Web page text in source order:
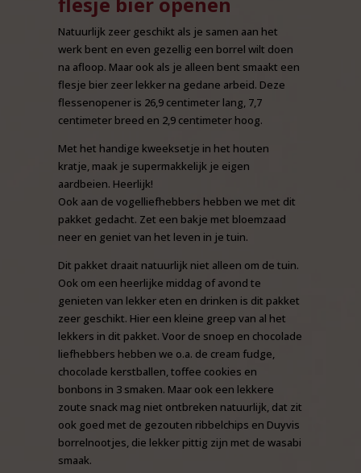
Natuurlijk zeer geschikt als je samen aan het
werk bent en even gezellig een borrel wilt doen
na afloop. Maar ook als je alleen bent smaakt een
flesje bier zeer lekker na gedane arbeid. Deze
flessenopener is 26,9 centimeter lang, 7,7
centimeter breed en 2,9 centimeter hoog.
Met het handige kweeksetje in het houten
kratje, maak je supermakkelijk je eigen
aardbeien. Heerlijk!
Ook aan de vogelliefhebbers hebben we met dit
pakket gedacht. Zet een bakje met bloemzaad
neer en geniet van het leven in je tuin.
Dit pakket draait natuurlijk niet alleen om de tuin.
Ook om een heerlijke middag of avond te
genieten van lekker eten en drinken is dit pakket
zeer geschikt. Hier een kleine greep van al het
lekkers in dit pakket. Voor de snoep en chocolade
liefhebbers hebben we o.a. de cream fudge,
chocolade kerstballen, toffee cookies en
bonbons in 3 smaken. Maar ook een lekkere
zoute snack mag niet ontbreken natuurlijk, dat zit
ook goed met de gezouten ribbelchips en Duyvis
borrelnootjes, die lekker pittig zijn met de wasabi
smaak.